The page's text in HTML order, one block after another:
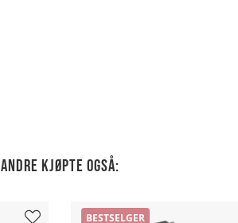
Andre kjøpte også:
BESTSELGER